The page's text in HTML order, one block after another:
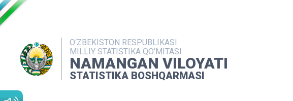
O‘ZBEKISTON RESPUBLIKASI
MILLIY STATISTIKA QO‘MITASI
NAMANGAN VILOYATI
STATISTIKA BOSHQARMASI